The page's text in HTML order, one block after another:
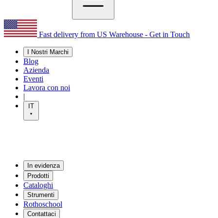
Fast delivery from US Warehouse - Get in Touch
I Nostri Marchi
Blog
Azienda
Eventi
Lavora con noi
|
IT
In evidenza
Prodotti
Cataloghi
Strumenti
Rothoschool
Contattaci